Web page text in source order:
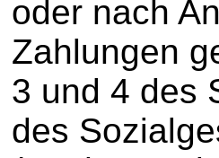
oder nach
Zahlungen
3 und 4 des
des